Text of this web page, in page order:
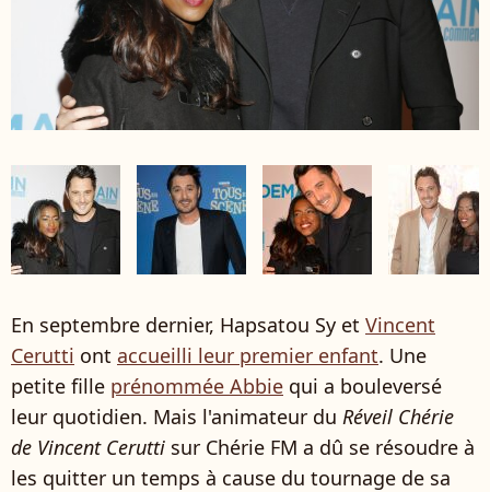
En septembre dernier, Hapsatou Sy et Vincent
Cerutti ont accueilli leur premier enfant. Une
petite fille prénommée Abbie qui a bouleversé
leur quotidien. Mais l'animateur du Réveil Chérie
de Vincent Cerutti sur Chérie FM a dû se résoudre à
les quitter un temps à cause du tournage de sa